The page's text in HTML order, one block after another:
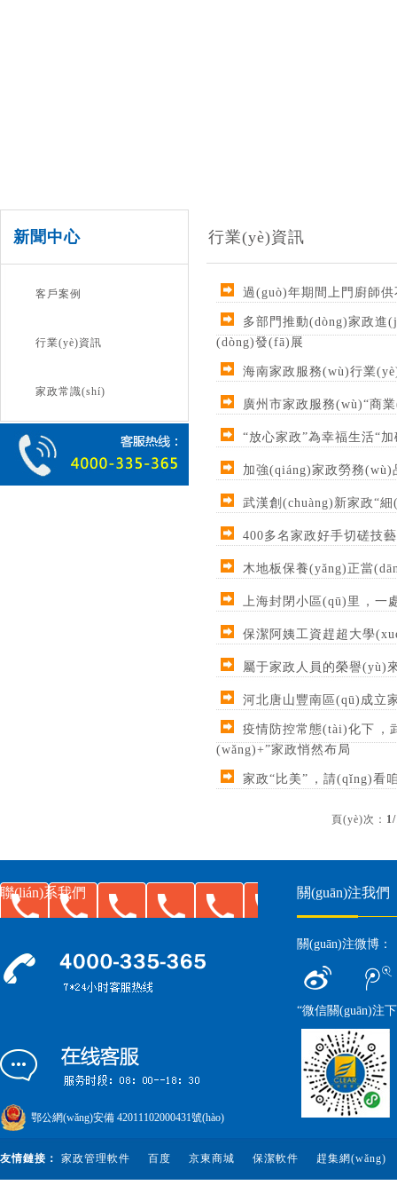
新聞中心
客戶案例
行業(yè)資訊
家政常識(shí)
行業(yè)資訊
過(guò)年期間上門廚師
多部門推動(dòng)家政進
(dòng)發(fā)展
海南家政服務(wù)行業
廣州市家政服務(wù)“商
“放心家政”為幸福生活“加
加強(qiáng)家政勞務(wù)
武漢創(chuàng)新家政“
400多名家政好手切磋技藝
木地板保養(yǎng)正當
上海封閉小區(qū)里，一
保潔阿姨工資趕超大學
屬于家政人員的榮譽(yù)來
河北唐山豐南區(qū)成立
疫情防控常態(tài)化下
(wǎng)+”家政悄然布局
家政“比美”，請(qǐng)看
頁(yè)次：
聯(lián)系我們
鄂公網(wǎng)安備 42011102000431號(hào)
關(guān)注我們
關(guān)注微博：
“微信關(guān)注
友情鏈接： 家政管理軟件 百度 京東商城 保潔軟件 趕集網(wǎng)